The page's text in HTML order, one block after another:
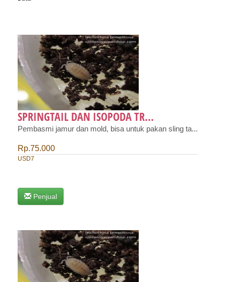
SPRINGTAIL DAN ISOPODA TR...
Pembasmi jamur dan mold, bisa untuk pakan sling ta...
Rp.75.000
USD7
Penjual